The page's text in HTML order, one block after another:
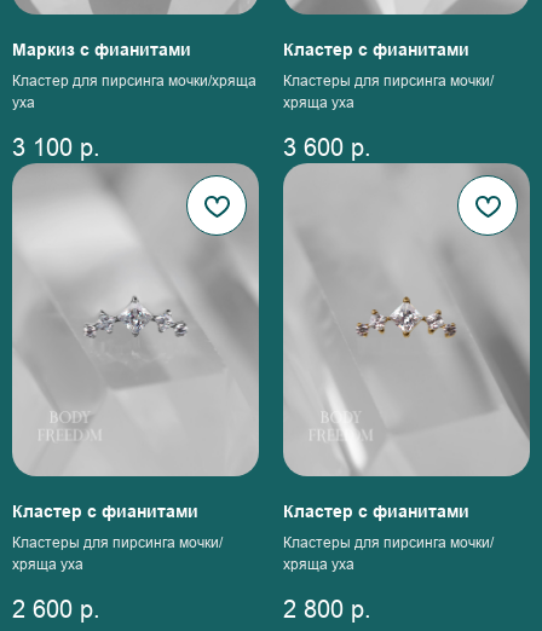
Маркиз с фианитами
Кластер для пирсинга мочки/хряща
уха
3 100 р.
Кластер с фианитами
Кластеры для пирсинга мочки/
хряща уха
3 600 р.
Кластер с фианитами
Кластеры для пирсинга мочки/
хряща уха
2 600 р.
Кластер с фианитами
Кластеры для пирсинга мочки/
хряща уха
2 800 р.